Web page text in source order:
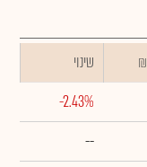
שינוי
-2.43%
--